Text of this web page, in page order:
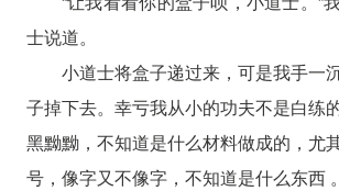
士说道。
小道士将盒子递过来，可是我手一
子掉下去。幸亏我从小的功夫不是白练
黑黝黝，不知道是什么材料做成的，尤
号，像字又不像字，不知道是什么东西 。